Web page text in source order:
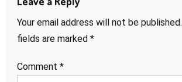
Your email address will not be published.
fields are marked *
Comment *